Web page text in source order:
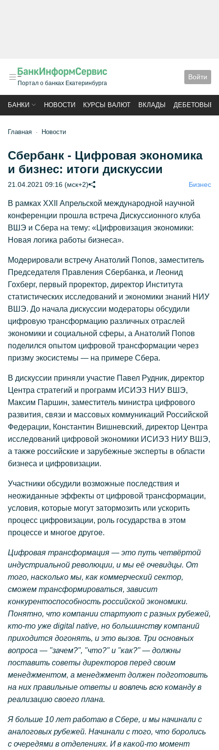
Портал о банках Екатеринбурга
Войти
БАНКИ НОВОСТИ КУРСЫ ВАЛЮТ ВКЛАДЫ ДЕБЕТОВЫЕ
Главная Новости
Сбербанк - Цифровая экономика
и бизнес: итоги дискуссии
21.04.2021 09:16 (мск+2) Бизнес
В рамках ХХII Апрельской международной научной
конференции прошла встреча Дискуссионного клуба
ВШЭ и Сбера на тему: «Цифровизация экономики:
Новая логика работы бизнеса».
Модерировали встречу Анатолий Попов, заместитель
Председателя Правления Сбербанка, и Леонид
Гохберг, первый проректор, директор Института
статистических исследований и экономики знаний НИУ
ВШЭ. До начала дискуссии модераторы обсудили
цифровую трансформацию различных отраслей
экономики и социальной сферы, а Анатолий Попов
поделился опытом цифровой трансформации через
призму экосистемы — на примере Сбера.
В дискуссии приняли участие Павел Рудник, директор
Центра стратегий и программ ИСИЭЗ НИУ ВШЭ,
Максим Паршин, заместитель министра цифрового
развития, связи и массовых коммуникаций Российской
Федерации, Константин Вишневский, директор Центра
исследований цифровой экономики ИСИЭЗ НИУ ВШЭ,
а также российские и зарубежные эксперты в области
бизнеса и цифровизации.
Участники обсудили возможные последствия и
неожиданные эффекты от цифровой трансформации,
условия, которые могут затормозить или ускорить
процесс цифровизации, роль государства в этом
процессе и многое другое.
Цифровая трансформация — это путь четвёртой
индустриальной революции, и мы её очевидцы. От
того, насколько мы, как коммерческий сектор,
сможем трансформироваться, зависит
конкурентоспособность российской экономики.
Понятно, что компании стартуют с разных рубежей,
кто-то уже digital native, но большинству компаний
приходится догонять, и это вызов. Три основных
вопроса — "зачем?", "что?" и "как?" — должны
поставить советы директоров перед своим
менеджментом, а менеджмент должен подготовить
на них правильные ответы и вовлечь всю команду в
реализацию своего плана.
Я больше 10 лет работаю в Сбере, и мы начинали с
аналоговых рубежей. Начинали с того, что боролись
с очередями в отделениях. И в какой-то момент